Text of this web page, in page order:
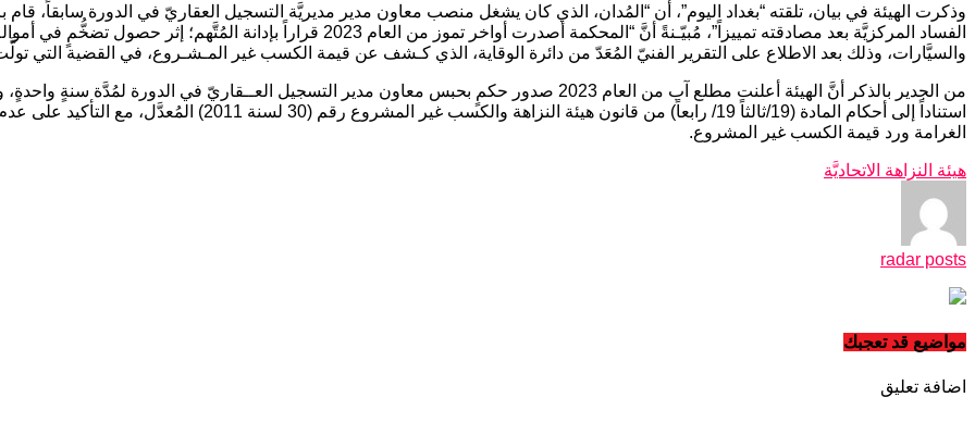
وذكرت الهيئة في بيان، تلقته “بغداد اليوم”، أن “المُدان، الذي كان يشغل منصب معاون مدير مديريَّة التسجيل العقاريّ في الدورة سابقاً، قام
الفساد المركزيَّة بعد مصادقته تمييزاً”، مُبيّـنةً أنَّ “المحكمة أصدرت أواخر تموز من
والسيَّارات، وذلك بعد الاطلاع على التقرير الفنيّ المُعَدّ من دائرة الوقاية، الذي كـشف عن قيمة الكسب غير المـشـروع، في القضية التي تولَّت
من الجدير بالذكر أنَّ الهيئة أعلنت مطلع آب من العام 2023 صدور حكمٍ بحبس معاون مدير التسجيل العــقاريّ
استناداً إلى أحكام المادة (19/ثالثاً 19/ رابعاً) من قانون
الغرامة ورد قيمة الكسب غير المشروع.
هيئة النزاهة الاتحاديَّة
radar posts
مواضيع قد تعجبك
اضافة تعليق